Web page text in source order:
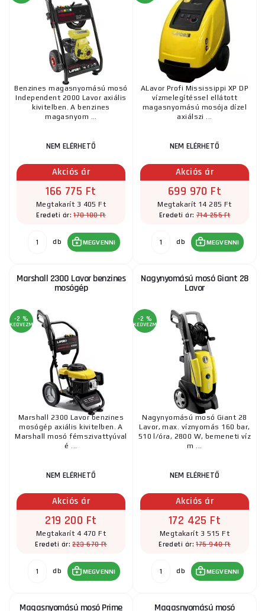
Benzines magasnyomású mosó
Independent 2000 Lavor axiális
kivitelben. A benzines
magasnyom ...
NEM ELÉRHETŐ
Akciós ár
166 775 Ft
Megtakarít 3 405 Ft
Eredeti ár:170 180 Ft
db MEGVENNI
ALavor Profi Mississippi XP DP
vízmelegítéssel ellátott
magasnyomású mosója dízel
axiálszi ...
NEM ELÉRHETŐ
Akciós ár
699 970 Ft
Megtakarít 14 285 Ft
Eredeti ár: 714 255 Ft
db MEGVENNI
Marshall 2300 Lavor benzines
mosógép
-2 %
KEDVEZMÉNY
Marshall 2300 Lavor benzines
mosógép axiális kivitelben. A
Marshall mosó fémszivattyúval
é ...
NEM ELÉRHETŐ
Akciós ár
219 200 Ft
Megtakarít 4 470 Ft
Eredeti ár:223 670 Ft
db MEGVENNI
Nagynyomású mosó Giant 28
Lavor
-2 %
KEDVEZMÉNY
Nagynyomású mosó Giant 28
Lavor, max. víznyomás 160 bar,
510 l/óra, 2800 W, bemeneti víz
m ...
NEM ELÉRHETŐ
Akciós ár
172 425 Ft
Megtakarít 3 515 Ft
Eredeti ár:175 940 Ft
db MEGVENNI
Magasnyomású mosó Prime Magasnyomású mosó